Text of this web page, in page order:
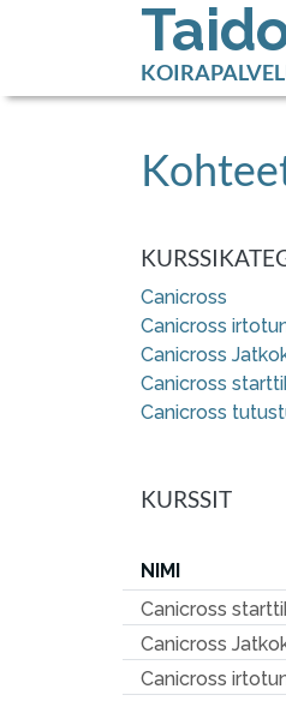
Canicross
Canicross
Canicross
Canicross
Canicross
KURSSIT
NIMI
Canicross
Canicross
Canicross